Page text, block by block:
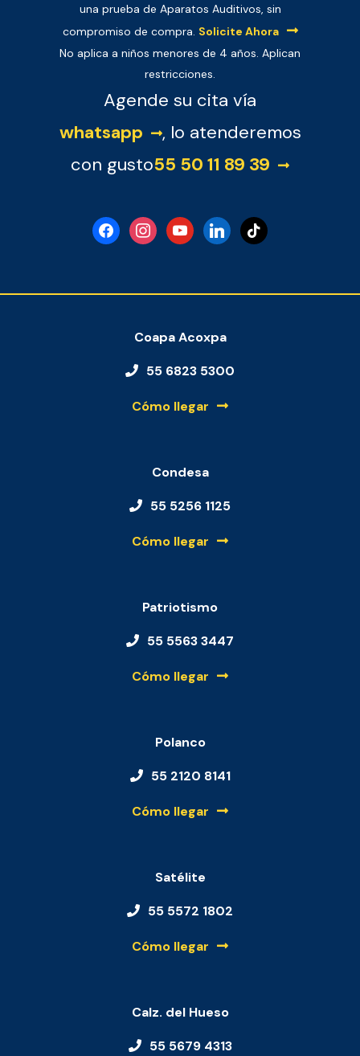
una prueba de Aparatos Auditivos, sin
compromiso de compra. Solicite Ahora
No aplica a niños menores de 4 años. Aplican
restricciones.
Agende su cita vía
whatsapp
, lo atenderemos
con gusto55 50 11 89 39
facebookinstagramyoutubelinkedintiktok
Coapa Acoxpa
55 6823 5300
Cómo llegar
Condesa
55 5256 1125
Cómo llegar
Patriotismo
55 5563 3447
Cómo llegar
Polanco
55 2120 8141
Cómo llegar
Satélite
55 5572 1802
Cómo llegar
Calz. del Hueso
55 5679 4313